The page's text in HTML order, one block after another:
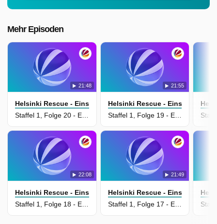
Mehr Episoden
21:48
Helsinki Rescue - Einsatz In Finnland
Staffel 1, Folge 20 - Episode 20
21:55
Helsinki Rescue - Einsatz In
Staffel 1, Folge 19 - Episode 19
22:08
Helsinki Rescue - Einsatz In Finnland
21:49
Helsinki Rescue - Einsatz In
Staffel 1, Folge 17 - Episode 17